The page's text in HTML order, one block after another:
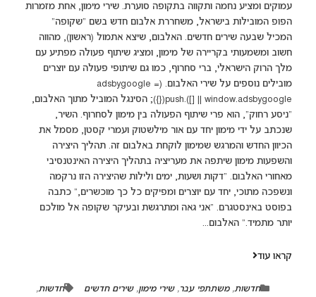
עמוקים ומציע נחמה ותקווה בתקופה סוערת. שירי מימון, אחת מזמרות
הפופ המובילות בישראל, משחררת אלבום חדש בשם "שקופה"
המכיל שבעה שירים חדשים. האלבום, שיצא אתמול (ראשון), מהווה
חשוב ומשמעותי בקריירה של מימון, ומציג שיתוף פעולה מפתיע עם
מלך הרוק הישראלי, ברי סחרוף, כמו גם שיתופי פעולה עם יוצרים
מובילים נוספים על שירי האלבום. (adsbygoogle =
window.adsbygoogle || []).push({}); הסינגל המוביל מתוך האלבום,
"ניסע רחוק", הוא פרי שיתוף הפעולה בין מימון לסחרוף. השיר,
שנכתב על ידי מימון יחד עם אור מילשטוק ועמרי קסטן, מסמל את
הכיוון החדש והמרגש שמימון לוקחת באלבום זה. תהליך היצירה
והשפעות מימון שיתפה את מעריציה בתהליך היצירה האינטנסיבי
מאחורי האלבום. "דקות ושעות, ימים ולילות שהיצירה הזו נרקמה
ונשפכה מתוכי, יחד עם יוצרים ומפיקים כל כך מוכשרים," כתבה
בפוסט באינסטגרם. "אני גאה ומתרגשת ובעיקר שקופה אל מולכם
יותר מתמיד." האלבום...
קראו עוד
חדשות,משתתפי עבר,שירי מימון,שירים חדשים חדשות,